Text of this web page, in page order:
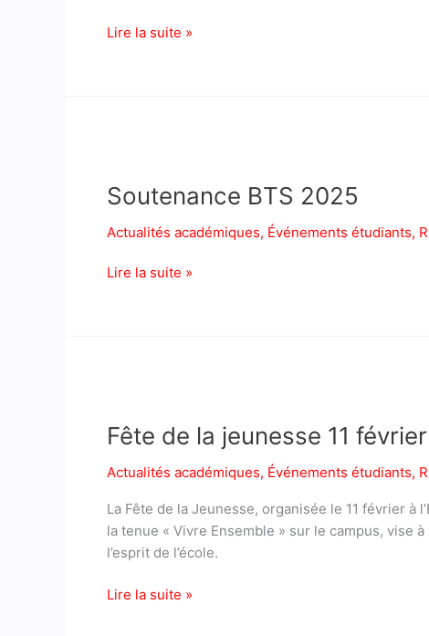
Lire la suite »
Soutenance BTS 2025
Actualités académiques, Événements étudiants,
2025
Lire la suite »
Fête de la jeunesse 11
Actualités académiques, Événements étudiants,
La Fête de la Jeunesse, organisée le 11 février à
la tenue « Vivre Ensemble » sur le campus, vise
l’esprit de l’école.
la
11
a
la
canadienne
Bafoussam
BTS
Lire la suite »